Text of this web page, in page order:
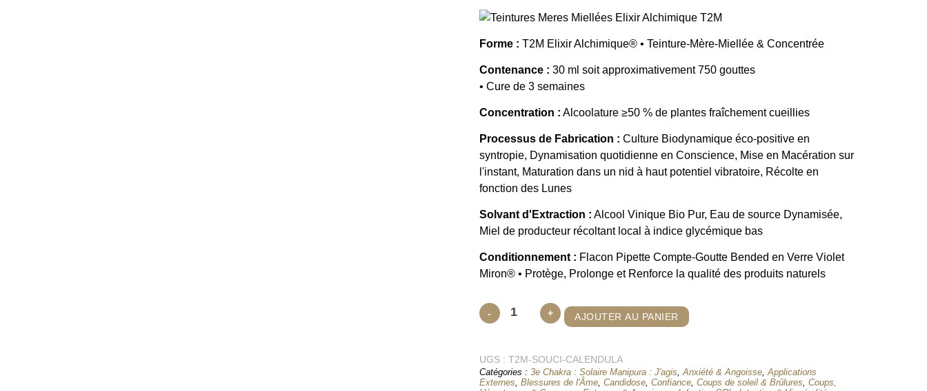
Forme : T2M Elixir Alchimique® • Teinture-Mère-Miellée & Concentrée
Contenance : 30 ml soit approximativement 750 gouttes
• Cure de 3 semaines
Concentration : Alcoolature ≥50 % de plantes fraîchement cueillies
Processus de Fabrication : Culture Biodynamique éco-positive en
syntropie, Dynamisation quotidienne en Conscience, Mise en Macération sur
l'instant, Maturation dans un nid à haut potentiel vibratoire, Récolte en
fonction des Lunes
Solvant d'Extraction : Alcool Vinique Bio Pur, Eau de source Dynamisée,
Miel de producteur récoltant local à indice glycémique bas
Conditionnement : Flacon Pipette Compte-Goutte Bended en Verre Violet
Miron® • Protège, Prolonge et Renforce la qualité des produits naturels
-
quantité
Officinal
-
+ AJOUTER AU PANIER
UGS : T2M-SOUCI-CALENDULA
Catégories : 3e Chakra : Solaire Manipura : J'agis Anxiété & Angoisse, Applications
Externes
Blessures de l'Âme, Candidose, Confiance, Coups de soleil & Brûlures
Coups,